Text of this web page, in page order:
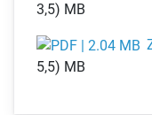
3,5) MB
5,5) MB